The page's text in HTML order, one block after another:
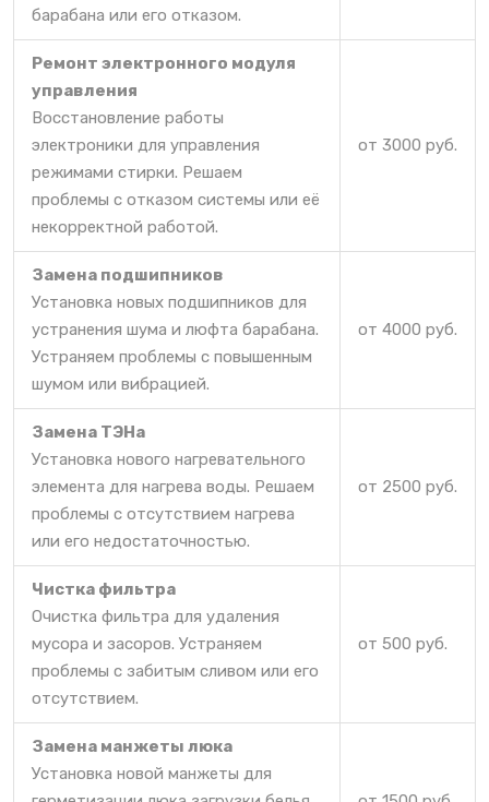
барабана или его отказом.
Ремонт электронного модуля
управления
Восстановление работы
электроники для управления
режимами стирки. Решаем
проблемы с отказом системы или её
некорректной работой.
от 3000 руб.
Замена подшипников
Установка новых подшипников для
устранения шума и люфта барабана.
Устраняем проблемы с повышенным
шумом или вибрацией.
от 4000 руб.
Замена ТЭНа
Установка нового нагревательного
элемента для нагрева воды. Решаем
проблемы с отсутствием нагрева
или его недостаточностью.
от 2500 руб.
Чистка фильтра
Очистка фильтра для удаления
мусора и засоров. Устраняем
проблемы с забитым сливом или его
отсутствием.
от 500 руб.
Замена манжеты люка
Установка новой манжеты для